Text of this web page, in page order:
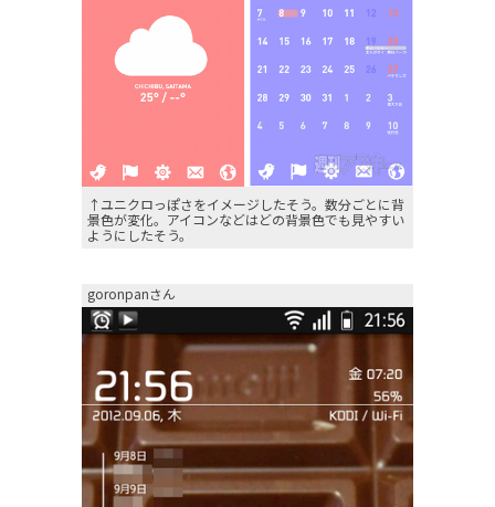
↑ユニクロっぽさをイメージしたそう。数分ごとに背
景色が変化。アイコンなどはどの背景色でも見やすい
ようにしたそう。
goronpanさん